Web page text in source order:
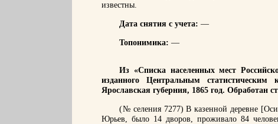
известны.
Дата снятия с учета: —
Топонимика: —
Из «Списка населенных мест
изданного Центральным
Ярославская губерния, 1865 год.
(№ селения 7277) В казенной деревне
Юрьев, было 14 дворов, проживало 84